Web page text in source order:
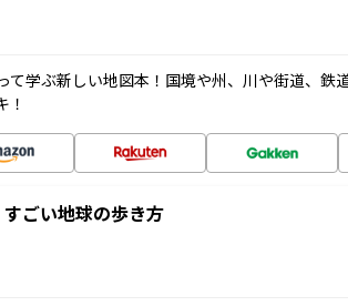
て学ぶ新しい地図本！国境や州、川や街道、鉄
！
ごい地球の歩き方